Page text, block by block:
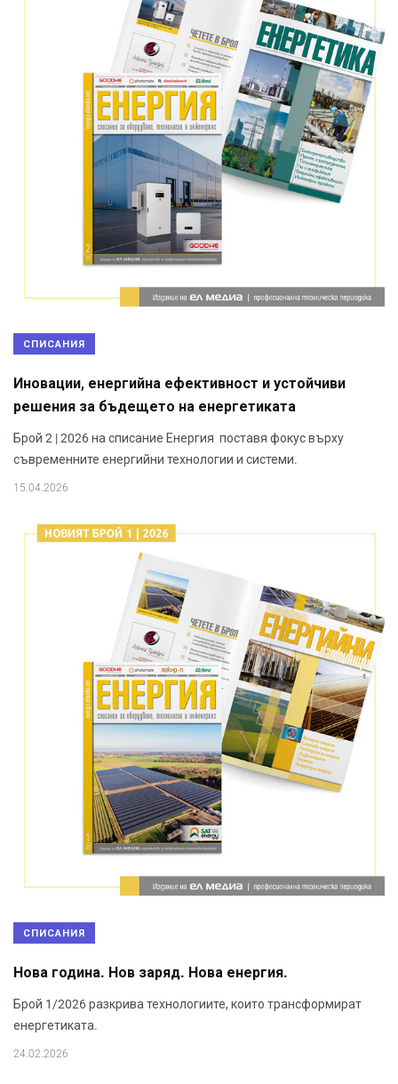
СПИСАНИЯ
Иновации, енергийна ефективност и устойчиви
решения за бъдещето на енергетиката
Брой 2 | 2026 на списание Енергия поставя фокус върху
съвременните енергийни технологии и системи.
15.04.2026
СПИСАНИЯ
Нова година. Нов заряд. Нова енергия.
Брой 1/2026 разкрива технологиите, които трансформират
енергетиката.
24.02.2026